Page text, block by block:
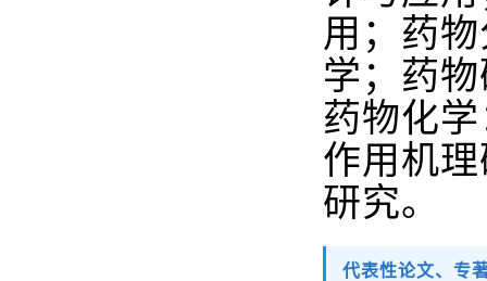
用；药
学；药
药物化
作用机
研究。
代表性论文、专